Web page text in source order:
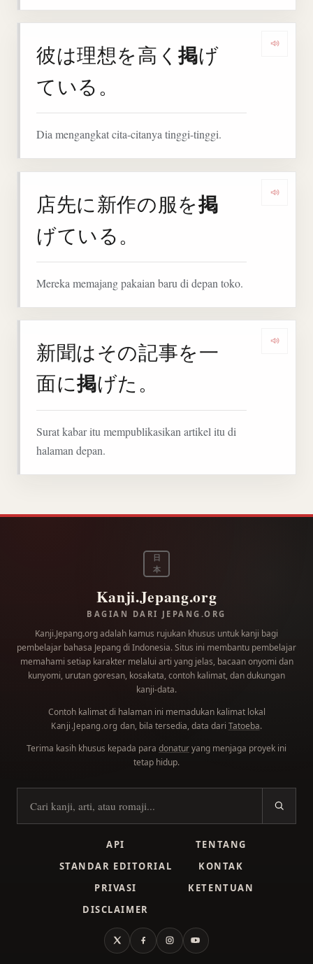
彼は理想を高く掲げ
ている。
Dia mengangkat cita-citanya tinggi-tinggi.
店先に新作の服を掲
げている。
Mereka memajang pakaian baru di depan toko.
新聞はその記事を一
面に掲げた。
Surat kabar itu mempublikasikan artikel itu di
halaman depan.
日
本
Kanji.Jepang.org
BAGIAN DARI JEPANG.ORG
Kanji.Jepang.org adalah kamus rujukan khusus untuk kanji bagi
pembelajar bahasa Jepang di Indonesia. Situs ini membantu pembelajar
memahami setiap karakter melalui arti yang jelas, bacaan onyomi dan
kunyomi, urutan goresan, kosakata, contoh kalimat, dan dukungan
kanji-data.
Contoh kalimat di halaman ini memadukan kalimat lokal
Kanji.Jepang.org dan, bila tersedia, data dari Tatoeba.
Terima kasih khusus kepada para donaturyang menjaga proyek ini
tetap hidup.
Cari kanji
API
TENTANG
STANDAR EDITORIAL
KONTAK
PRIVASI
KETENTUAN
DISCLAIMER
X FacebookInstagramYouTube